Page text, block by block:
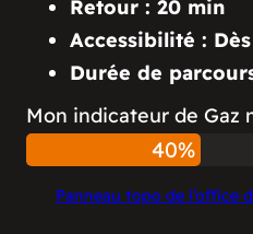
Retour : 20 min
Accessibilité :
Durée de
Mon indicateur de Gaz
40%
Panneau topo de l’office